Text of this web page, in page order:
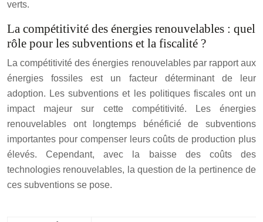
verts.
La compétitivité des énergies renouvelables : quel
rôle pour les subventions et la fiscalité ?
La compétitivité des énergies renouvelables par rapport aux
énergies fossiles est un facteur déterminant de leur
adoption. Les subventions et les politiques fiscales ont un
impact majeur sur cette compétitivité. Les énergies
renouvelables ont longtemps bénéficié de subventions
importantes pour compenser leurs coûts de production plus
élevés. Cependant, avec la baisse des coûts des
technologies renouvelables, la question de la pertinence de
ces subventions se pose.